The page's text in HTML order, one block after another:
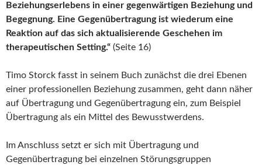
Beziehungserlebens in einer gegenwärtigen Beziehung und
Begegnung. Eine Gegenübertragung ist wiederum eine
Reaktion auf das sich aktualisierende Geschehen im
therapeutischen Setting.“ (Seite 16)
Timo Storck fasst in seinem Buch zunächst die drei Ebenen
einer professionellen Beziehung zusammen, geht dann näher
auf Übertragung und Gegenübertragung ein, zum Beispiel
Übertragung als ein Mittel des Bewusstwerdens.
Im Anschluss setzt er sich mit Übertragung und
Gegenübertragung bei einzelnen Störungsgruppen